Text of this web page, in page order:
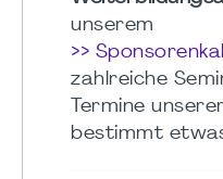
unserem
>>
zahlreiche
Termine
bestimmt